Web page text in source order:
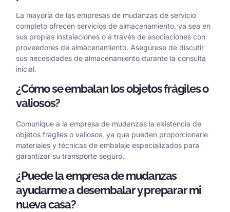
La mayoría de las empresas de mudanzas de servicio
completo ofrecen servicios de almacenamiento, ya sea en
sus propias instalaciones o a través de asociaciones con
proveedores de almacenamiento. Asegúrese de discutir
sus necesidades de almacenamiento durante la consulta
inicial.
¿Cómo se embalan los objetos frágiles o
valiosos?
Comunique a la empresa de mudanzas la existencia de
objetos frágiles o valiosos, ya que pueden proporcionarle
materiales y técnicas de embalaje especializados para
garantizar su transporte seguro.
¿Puede la empresa de mudanzas
ayudarme a desembalar y preparar mi
nueva casa?